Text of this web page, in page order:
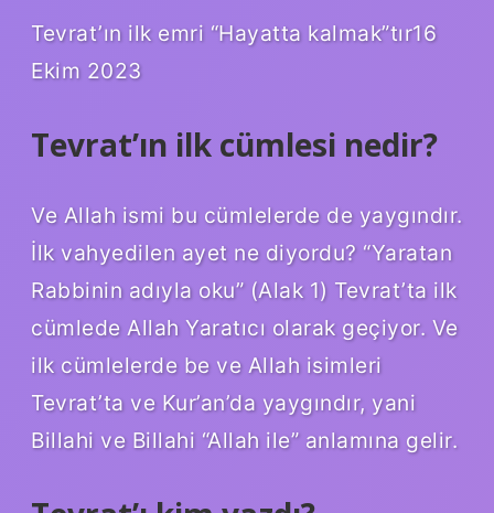
Tevrat’ın ilk emri “Hayatta kalmak”tır16
Ekim 2023
Tevrat’ın ilk cümlesi nedir?
Ve Allah ismi bu cümlelerde de yaygındır.
İlk vahyedilen ayet ne diyordu? “Yaratan
Rabbinin adıyla oku” (Alak 1) Tevrat’ta ilk
cümlede Allah Yaratıcı olarak geçiyor. Ve
ilk cümlelerde be ve Allah isimleri
Tevrat’ta ve Kur’an’da yaygındır, yani
Billahi ve Billahi “Allah ile” anlamına gelir.